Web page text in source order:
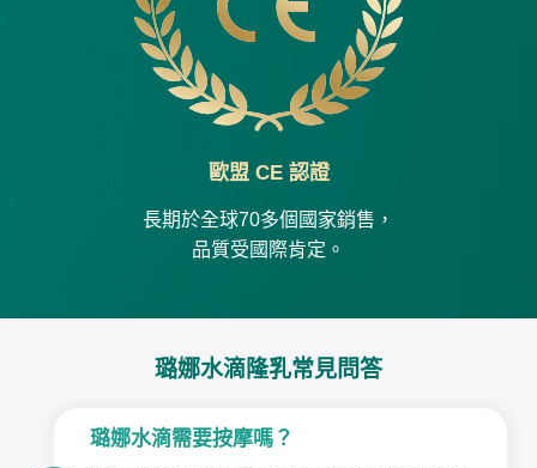
歐盟 CE 認證
長期於全球70多個國家銷售，
品質受國際肯定。
璐娜水滴隆乳常見問答
璐娜水滴需要按摩嗎？